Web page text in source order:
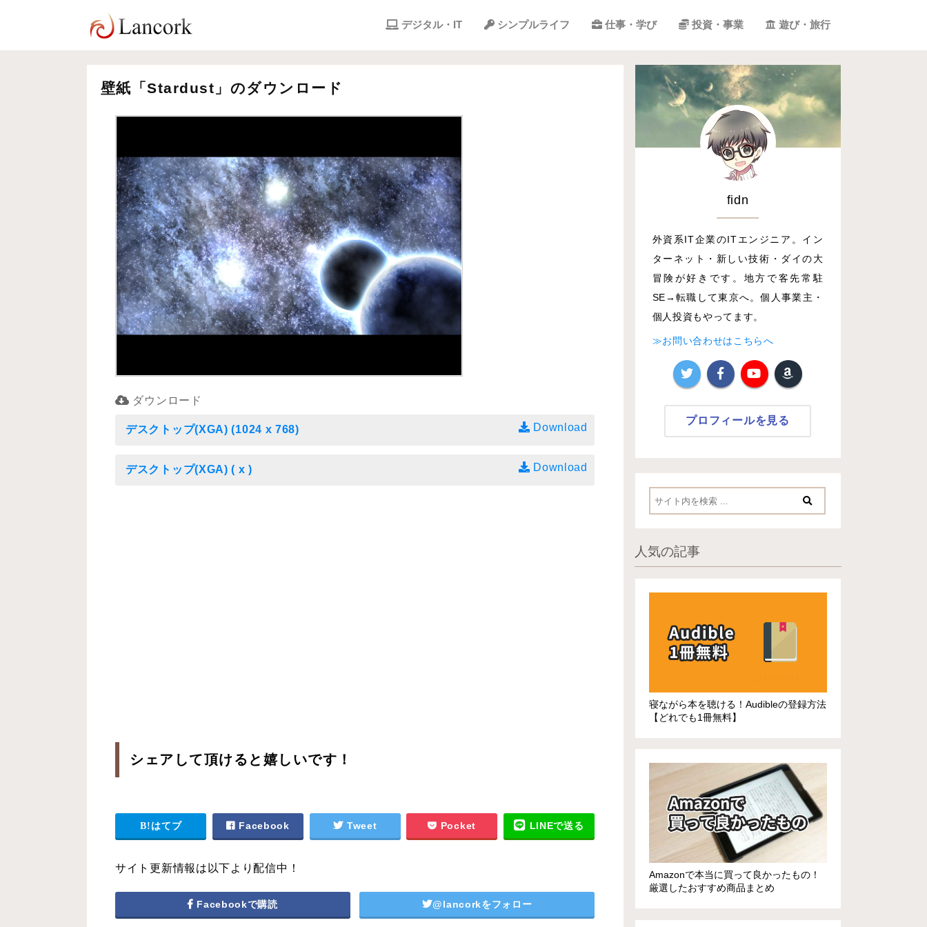
デジタル・IT シンプルライフ 仕事・学び 投資・事業 遊び・旅行
壁紙「Stardust」のダウンロード
ダウンロード
デスクトップ(XGA) (1024 x 768) Download
デスクトップ(XGA) ( x ) Download
シェアして頂けると嬉しいです！
はてブ Facebook Tweet Pocket LINEで送る
サイト更新情報は以下より配信中！
Facebookで購読 @lancorkをフォロー
fidn
外資系IT企業のITエンジニア。イン
ターネット・新しい技術・ダイの大
冒険が好きです。地方で客先常駐
SE→転職して東京へ。個人事業主・
個人投資もやってます。
≫お問い合わせはこちらへ
プロフィールを見る
人気の記事
寝ながら本を聴ける！Audibleの登録方法
【どれでも1冊無料】
Amazonで本当に買って良かったもの！
厳選したおすすめ商品まとめ